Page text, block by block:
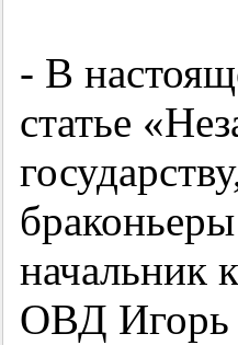
- В
статье
начальник
ОВД Игорь